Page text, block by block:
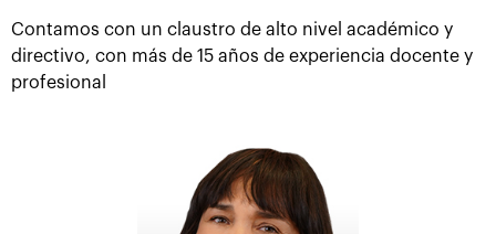
Este programa con una duración de cuatro meses da
comienzo en septiembre, y al tener una alta demanda,
Contamos con un claustro de alto nivel académico y
directivo, con más de 15 años de experiencia docente y
profesional